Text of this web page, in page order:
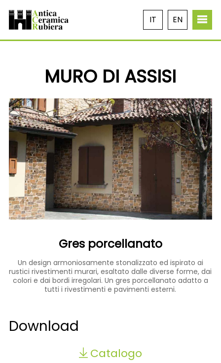
IT EN
MURO DI ASSISI
Gres porcellanato
Un design armoniosamente stonalizzato ed ispirato ai
rustici rivestimenti murari, esaltato dalle diverse forme, dai
colori e dai bordi irregolari. Un gres porcellanato adatto a
tutti i rivestimenti e pavimenti esterni.
Download
Catalogo